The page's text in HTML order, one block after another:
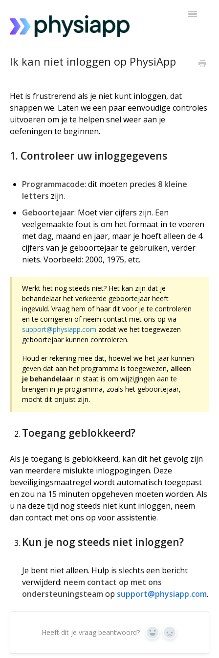
Navigatie
Contact opnemen met ondersteuning
Ik kan niet inloggen op PhysiApp
Het is frustrerend als je niet kunt inloggen, dat
snappen we. Laten we een paar eenvoudige controles
uitvoeren om je te helpen snel weer aan je
oefeningen te beginnen.
1. Controleer uw inloggegevens
Programmacode: dit moeten precies 8 kleine
letters zijn.
Geboortejaar: Moet vier cijfers zijn. Een
veelgemaakte fout is om het formaat in te voeren
met dag, maand en jaar, maar je hoeft alleen de 4
cijfers van je geboortejaar te gebruiken, verder
niets. Voorbeeld: 2000, 1975, etc.
Werkt het nog steeds niet? Het kan zijn dat je
behandelaar het verkeerde geboortejaar heeft
ingevuld. Vraag hem of haar dit voor je te controleren
en te corrigeren of neem contact met ons op via
support@physiapp.com zodat we het toegewezen
geboortejaar kunnen controleren.
Houd er rekening mee dat, hoewel we het jaar kunnen
geven dat aan het programma is toegewezen, alleen
je behandelaar in staat is om wijzigingen aan te
brengen in je programma, zoals het geboortejaar,
mocht dit onjuist zijn.
Toegang geblokkeerd?
Als je toegang is geblokkeerd, kan dit het gevolg zijn
van meerdere mislukte inlogpogingen. Deze
beveiligingsmaatregel wordt automatisch toegepast
en zou na 15 minuten opgeheven moeten worden. Als
u na deze tijd nog steeds niet kunt inloggen, neem
dan contact met ons op voor assistentie.
Kun je nog steeds niet inloggen?
Je bent niet alleen. Hulp is slechts een bericht
verwijderd: neem contact op met ons
ondersteuningsteam op support@physiapp.com.
Heeft dit je vraag beantwoord? Ja Geen